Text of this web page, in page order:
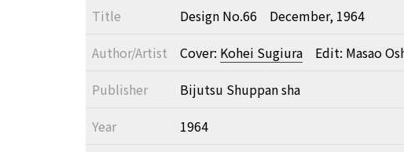
Title
Design No.66 December, 1964
Author/Artist
Cover: Kohei SugiuraEdit: Masao
Publisher
Bijutsu Shuppan sha
Year
1964